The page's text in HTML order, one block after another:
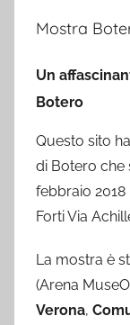
Mostra
Un
Botero
Questo sito
di Botero che
febbraio
Forti Via
La mostra è
(Arena
Verona,